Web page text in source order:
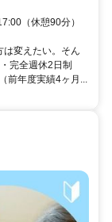
（休憩90分）
は変えたい。そん
完全週休2日制
前年度実績4ヶ月...